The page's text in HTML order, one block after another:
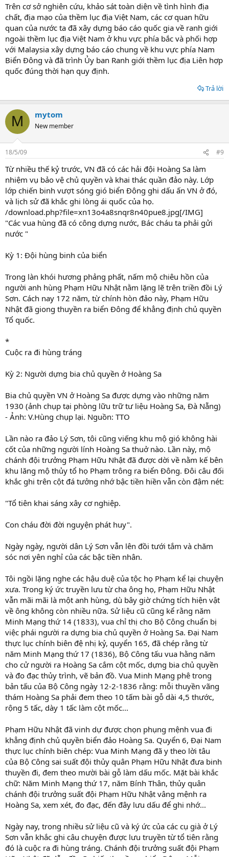
Trên cơ sở nghiên cứu, khảo sát toàn diện về tình hình địa
chất, địa mạo của thềm lục địa Việt Nam, các cơ quan hữu
quan của nước ta đã xây dựng báo cáo quốc gia về ranh giới
ngoài thềm lục địa Việt Nam ở khu vực phía bắc và phối hợp
với Malaysia xây dựng báo cáo chung về khu vực phía Nam
Biển Đông và đã trình Ủy ban Ranh giới thềm lục địa Liên hợp
quốc đúng thời hạn quy định.
Trả lời
M mytom
New member
18/5/09 #9
Từ nhiều thế kỷ trước, VN đã có các hải đội Hoàng Sa làm
nhiệm vụ bảo vệ chủ quyền và khai thác quần đảo này. Lớp
lớp chiến binh vượt sóng gió biển Đông ghi dấu ấn VN ở đó,
và lịch sử đã khắc ghi lòng ái quốc của họ.
/download.php?file=xn13o4a8snqr8n40pue8.jpg[/IMG]
"Các vua hùng đã có công dựng nước, Bác cháu ta phải gửi
nước "
Kỳ 1: Đội hùng binh của biển
Trong làn khói hương phảng phất, nấm mộ chiêu hồn của
người anh hùng Phạm Hữu Nhật nằm lặng lẽ trên triền đồi Lý
Sơn. Cách nay 172 năm, từ chính hòn đảo này, Phạm Hữu
Nhật đã giong thuyền ra biển Đông để khẳng định chủ quyền
Tổ quốc.
*
Cuộc ra đi hùng tráng
Kỳ 2: Người dựng bia chủ quyền ở Hoàng Sa
Bia chủ quyền VN ở Hoàng Sa được dựng vào những năm
1930 (ảnh chụp tại phòng lữu trữ tư liệu Hoàng Sa, Đà Nẵng)
- Ảnh: V.Hùng chụp lại. Nguồn: TTO
Lần nào ra đảo Lý Sơn, tôi cũng viếng khu mộ gió không hài
cốt của những người lính Hoàng Sa thuở nào. Lần này, mộ
chánh đội trưởng Phạm Hữu Nhật đã được dời về nằm kế bên
khu lăng mộ thủy tổ họ Phạm trông ra biển Đông. Đôi câu đối
khắc ghi trên cột đá tưởng nhớ bậc tiền hiền vẫn còn đậm nét:
"Tổ tiên khai sáng xây cơ nghiệp.
Con cháu đời đời nguyện phát huy".
Ngày ngày, người dân Lý Sơn vẫn lên đồi tưới tắm và chăm
sóc nơi yên nghỉ của các bậc tiền nhân.
Tôi ngồi lặng nghe các hậu duệ của tộc họ Phạm kể lại chuyện
xưa. Trong ký ức truyền lưu từ cha ông họ, Phạm Hữu Nhật
vẫn mãi mãi là một anh hùng, dù bây giờ chứng tích hiện vật
về ông không còn nhiều nữa. Sử liệu cũ cũng kể rằng năm
Minh Mạng thứ 14 (1833), vua chỉ thị cho Bộ Công chuẩn bị
việc phái người ra dựng bia chủ quyền ở Hoàng Sa. Đại Nam
thực lục chính biên đệ nhị kỷ, quyển 165, đã chép rằng từ
năm Minh Mạng thứ 17 (1836), Bộ Công tấu vua hằng năm
cho cử người ra Hoàng Sa cắm cột mốc, dựng bia chủ quyền
và đo đạc thủy trình, vẽ bản đồ. Vua Minh Mạng phê trong
bản tấu của Bộ Công ngày 12-2-1836 rằng: mỗi thuyền vãng
thám Hoàng Sa phải đem theo 10 tấm bài gỗ dài 4,5 thước,
rộng 5 tấc, dày 1 tấc làm cột mốc...
Phạm Hữu Nhật đã vinh dự được chọn phụng mệnh vua đi
khẳng định chủ quyền biển đảo Hoàng Sa. Quyển 6, Đại Nam
thực lục chính biên chép: Vua Minh Mạng đã y theo lời tâu
của Bộ Công sai suất đội thủy quân Phạm Hữu Nhật đưa binh
thuyền đi, đem theo mười bài gỗ làm dấu mốc. Mặt bài khắc
chữ: Năm Minh Mạng thứ 17, năm Bính Thân, thủy quân
chánh đội trưởng suất đội Phạm Hữu Nhật vâng mệnh ra
Hoàng Sa, xem xét, đo đạc, đến đây lưu dấu để ghi nhớ...
Ngày nay, trong nhiều sử liệu cũ và ký ức của các cụ già ở Lý
Sơn vẫn khắc ghi câu chuyện được lưu truyền từ tổ tiên rằng
đó là cuộc ra đi hùng tráng. Chánh đội trưởng suất đội Phạm